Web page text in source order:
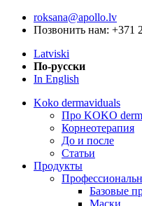
roksana@apollo.lv
Позвонить нам: +371
Latviski
По-русски
In English
Koko dermaviduals
Про KOKO
Корнеотерапия
До и после
Статьи
Продукты
Базовые
Маски